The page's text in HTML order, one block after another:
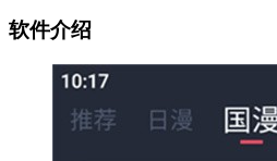
软件介绍